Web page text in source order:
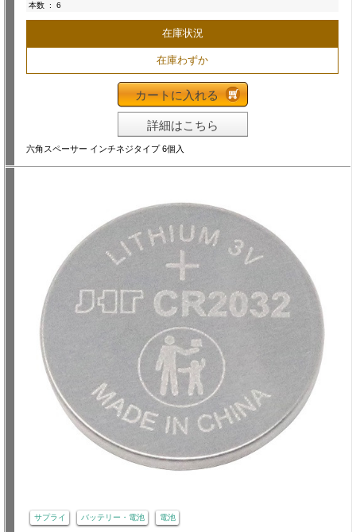
本数 : 6
在庫状況
在庫わずか
カートに入れる
詳細はこちら
六角スペーサー インチネジタイプ 6個入
サプライ バッテリー・電池 電池